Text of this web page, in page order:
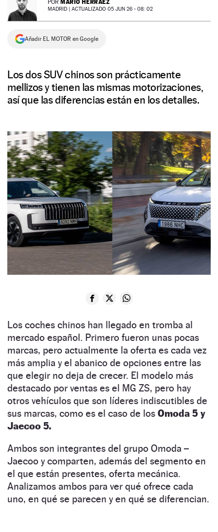
NEWSLETTER
SÍGUENOS
POR MARIO HERRÁEZ
MADRID | ACTUALIZADO 05 JUN 26 - 08: 02
Añadir EL MOTOR en Google
Los dos SUV chinos son prácticamente
mellizos y tienen las mismas motorizaciones,
así que las diferencias están en los detalles.
Los coches chinos han llegado en tromba al
mercado español. Primero fueron unas pocas
marcas, pero actualmente la oferta es cada vez
más amplia y el abanico de opciones entre las
que elegir no deja de crecer. El modelo más
destacado por ventas es el MG ZS, pero hay
otros vehículos que son líderes indiscutibles de
sus marcas, como es el caso de los Omoda 5 y
Jaecoo 5.
Ambos son integrantes del grupo Omoda –
Jaecoo y comparten, además del segmento en
el que están presentes, oferta mecánica.
Analizamos ambos para ver qué ofrece cada
uno, en qué se parecen y en qué se diferencian.